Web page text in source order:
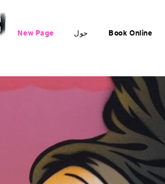
New Page حول Book Online